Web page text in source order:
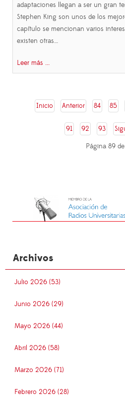
adaptaciones llegan a ser un gran
Stephen King son unos de los
capítulo se mencionan varios
existen otras…
Leer más ...
Inicio Anterior 84 85
91 92 93
Página 89
Archivos
Julio 2026 (53)
Junio 2026 (29)
Mayo 2026 (44)
Abril 2026 (58)
Marzo 2026 (71)
Febrero 2026 (28)